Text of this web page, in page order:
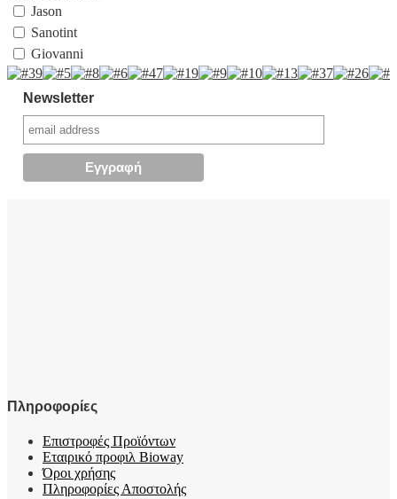
Jason
Sanotint
Giovanni
Newsletter
Πληροφορίες
Επιστροφές Προϊόντων
Εταιρικό προφιλ Bioway
Όροι χρήσης
Πληροφορίες Αποστολής